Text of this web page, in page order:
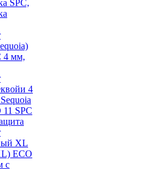
SPC,
4 мм,
4
SPC
XL
ECO
с